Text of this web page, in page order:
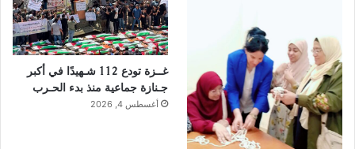
غــزة تودع 112 شـهيدًا في أكبر
جـنازة جماعية منذ بدء الحـرب
أغسطس 4, 2026